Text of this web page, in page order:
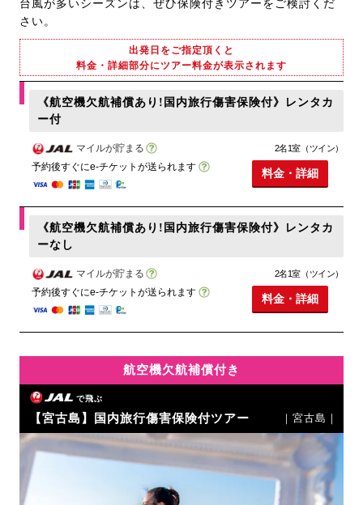
台風が多いシーズンは、ぜひ保険付きツアーをご検討くだ
さい。
出発日をご指定頂くと
料金・詳細部分にツアー料金が表示されます
《航空機欠航補償あり!国内旅行傷害保険付》レンタカ
ー付
マイルが貯まる
予約後すぐにe-チケットが送られます
2名1室（ツイン）
料金・詳細
《航空機欠航補償あり!国内旅行傷害保険付》レンタカ
ーなし
マイルが貯まる
予約後すぐにe-チケットが送られます
2名1室（ツイン）
料金・詳細
航空機欠航補償付き
で飛ぶ
【宮古島】国内旅行傷害保険付ツアー ｜宮古島｜